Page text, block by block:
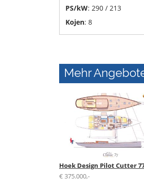
PS/kW: 290 / 213
Kojen: 8
Mehr
Hoek Design Pilot Cutter
€ 375.000,-